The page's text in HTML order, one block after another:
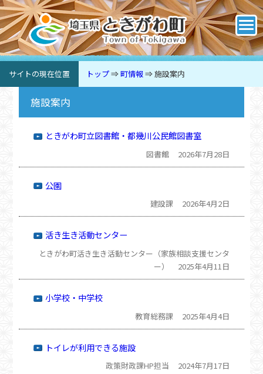
サイトの現在位置 トップ⇒町情報⇒施設案内
施設案内
ときがわ町立図書館・都幾川公民館図書室
図書館 2026年7月28日
公園
建設課 2026年4月2日
活き生き活動センター
ときがわ町活き生き活動センター（家族相談支援センタ
ー）
2025年4月11日
小学校・中学校
教育総務課 2025年4月4日
トイレが利用できる施設
政策財政課HP担当 2024年7月17日